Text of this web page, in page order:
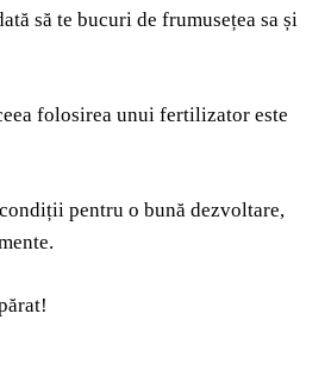
să te bucuri de frumusețea sa și
folosirea unui fertilizator este
pentru o bună dezvoltare,